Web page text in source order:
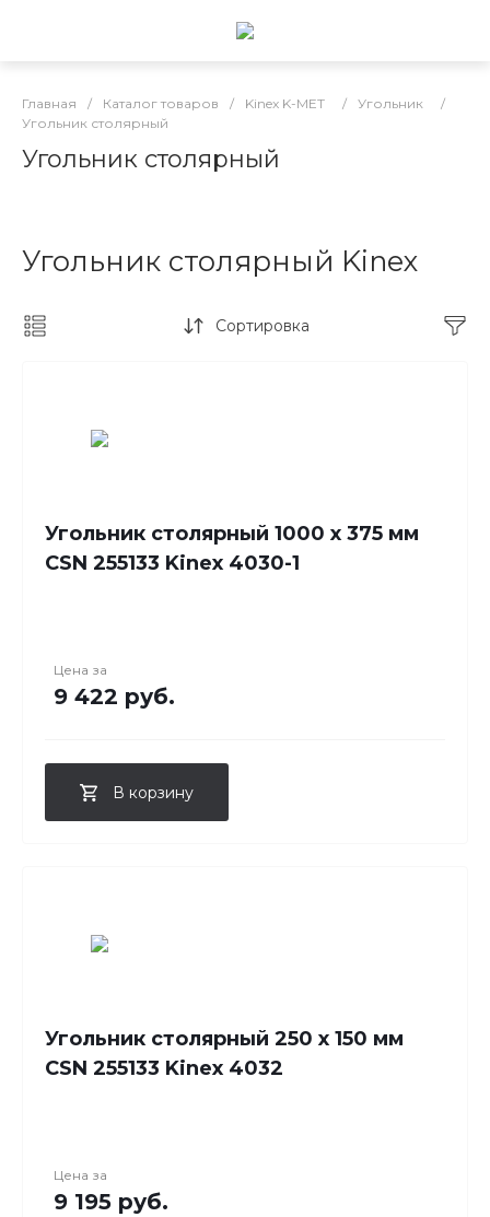
Главная / Каталог товаров / Kinex K-MET / Угольник
/
Угольник столярный
Угольник столярный
Угольник столярный Kinex
Сортировка
Угольник столярный 1000 х 375 мм
CSN 255133 Kinex 4030-1
Цена за
9 422 руб.
В корзину
Угольник столярный 250 х 150 мм
CSN 255133 Kinex 4032
Цена за
9 195 руб.